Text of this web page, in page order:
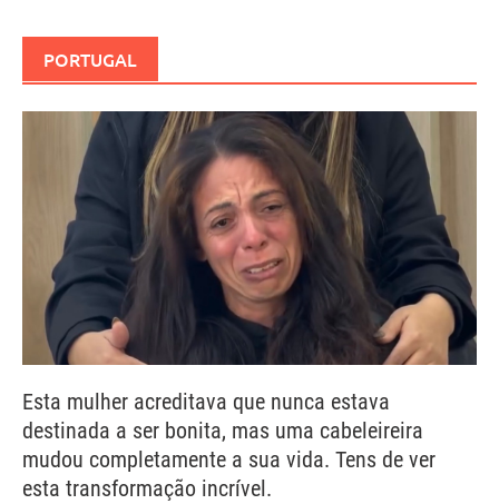
PORTUGAL
Esta mulher acreditava que nunca estava
destinada a ser bonita, mas uma cabeleireira
mudou completamente a sua vida. Tens de ver
esta transformação incrível.